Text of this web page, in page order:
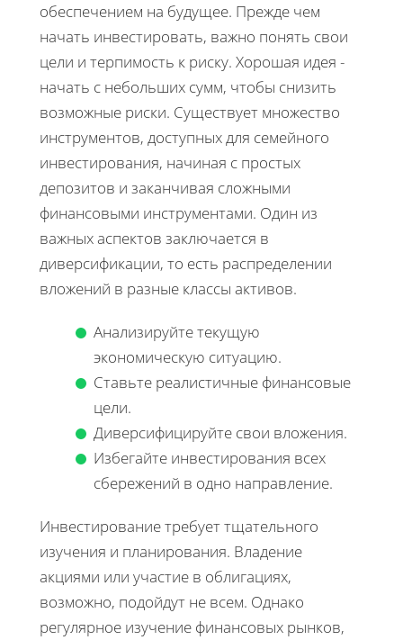
обеспечением на будущее. Прежде чем
начать инвестировать, важно понять свои
цели и терпимость к риску. Хорошая идея -
начать с небольших сумм, чтобы снизить
возможные риски. Существует множество
инструментов, доступных для семейного
инвестирования, начиная с простых
депозитов и заканчивая сложными
финансовыми инструментами. Один из
важных аспектов заключается в
диверсификации, то есть распределении
вложений в разные классы активов.
Анализируйте текущую
экономическую ситуацию.
Ставьте реалистичные финансовые
цели.
Диверсифицируйте свои вложения.
Избегайте инвестирования всех
сбережений в одно направление.
Инвестирование требует тщательного
изучения и планирования. Владение
акциями или участие в облигациях,
возможно, подойдут не всем. Однако
регулярное изучение финансовых рынков,